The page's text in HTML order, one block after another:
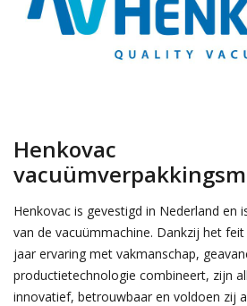
Henkovac
Henkovac is gevestigd in Nederland en
van de vacuümmachine. Dankzij het
jaar ervaring met vakmanschap,
productietechnologie combineert, zijn
innovatief, betrouwbaar en voldoen zij